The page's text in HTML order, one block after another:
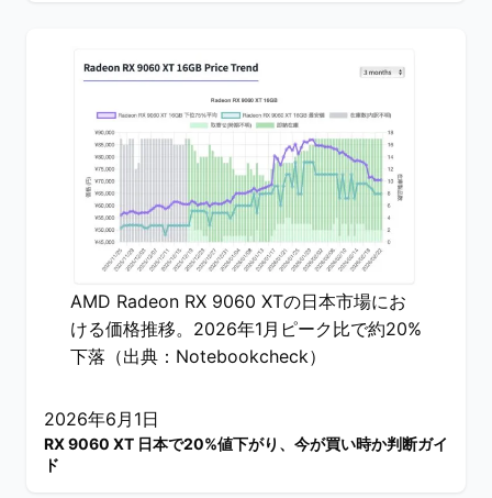
AMD Radeon RX 9060 XTの日本市場にお
ける価格推移。2026年1月ピーク比で約20%
下落（出典：Notebookcheck）
2026年6月1日
RX 9060 XT 日本で20%値下がり、今が買い時か判断ガイ
ド